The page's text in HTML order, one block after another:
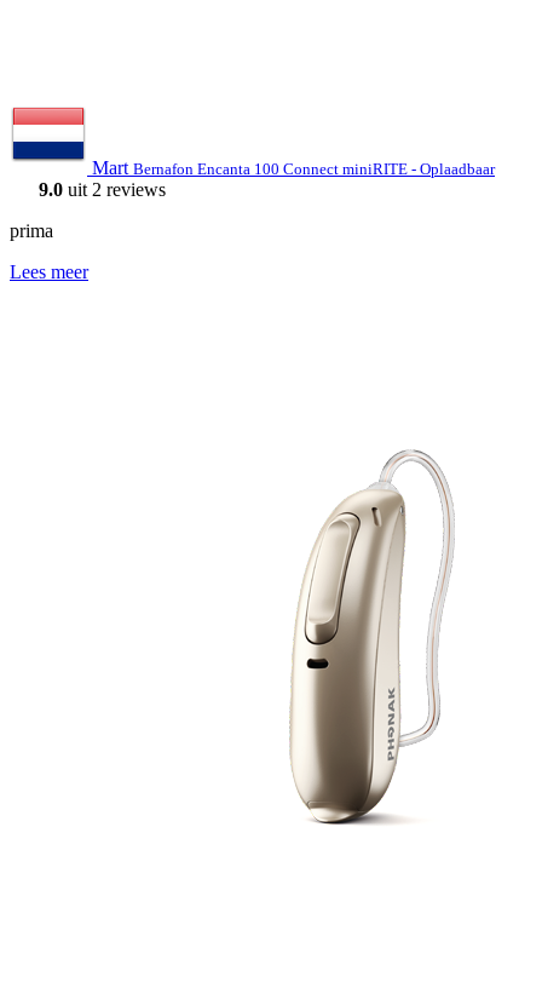
Mart Bernafon Encanta 100 Connect miniRITE - Oplaadbaar
9.0 uit 2 reviews
prima
Lees meer